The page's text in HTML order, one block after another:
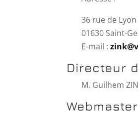
36 rue de Lyon
01630 Saint-
E-mail :
Directeur
M. Guilhem